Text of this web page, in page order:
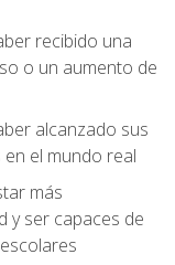
recibido una
o un aumento de
alcanzado sus
el mundo real
más
y ser capaces de